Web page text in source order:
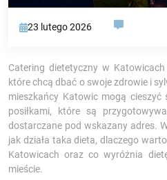
23 lutego 2026
Catering dietetyczny w
które chcą dbać o swoje zdrowie i
mieszkańcy Katowic mogą
posiłkami, które są
dostarczane pod wskazany adres.
jak działa taka dieta, dlaczego
Katowicach oraz co wyróżnia
mieście.